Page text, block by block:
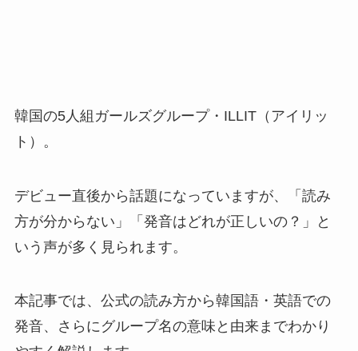
韓国の5人組ガールズグループ・ILLIT（アイリッ
ト）。
デビュー直後から話題になっていますが、「読み
方が分からない」「発音はどれが正しいの？」と
いう声が多く見られます。
本記事では、公式の読み方から韓国語・英語での
発音、さらにグループ名の意味と由来までわかり